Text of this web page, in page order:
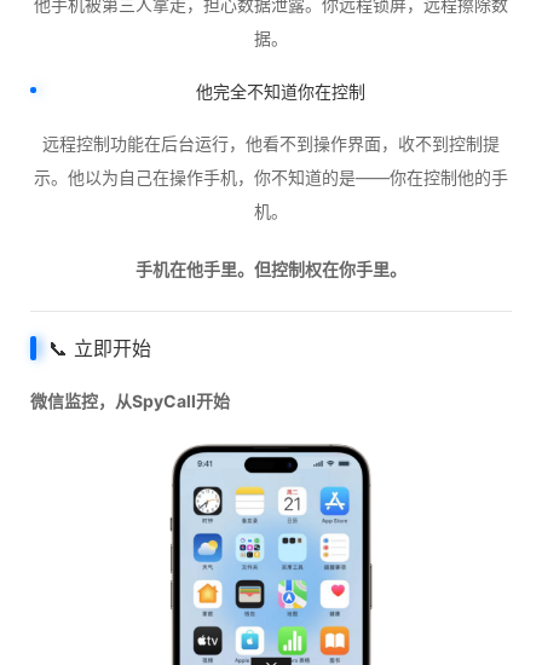
他手机被第三人拿走，担心数据泄露。你远程锁屏，远程擦除数
据。
他完全不知道你在控制
远程控制功能在后台运行，他看不到操作界面，收不到控制提
示。他以为自己在操作手机，你不知道的是——你在控制他的手
机。
手机在他手里。但控制权在你手里。
📞 立即开始
微信监控，从SpyCall开始